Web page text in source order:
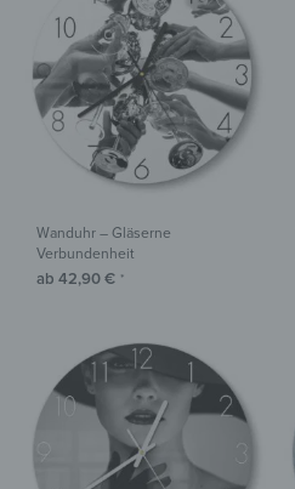
Wanduhr – Gläserne
Verbundenheit
ab 42,90€ *